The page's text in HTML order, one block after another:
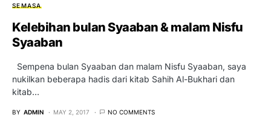
SEMASA
Kelebihan bulan Syaaban & malam Nisfu
Syaaban
Sempena bulan Syaaban dan malam Nisfu Syaaban, saya
nukilkan beberapa hadis dari kitab Sahih Al-Bukhari dan
kitab…
BY ADMIN MAY 2, 2017 NO COMMENTS